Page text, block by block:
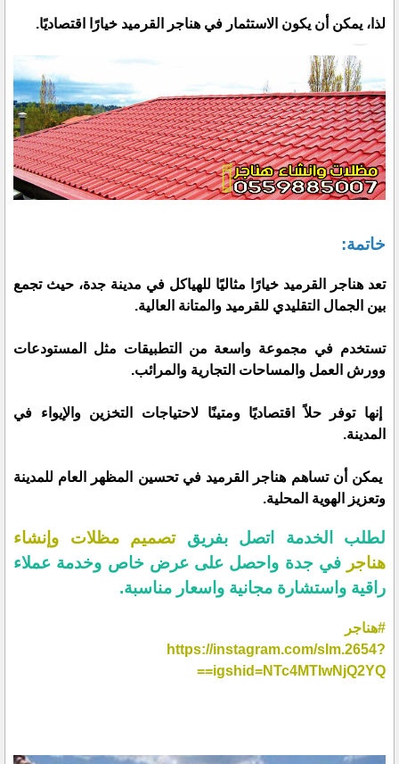
لذا، يمكن أن يكون الاستثمار في هناجر القرميد خيارًا اقتصاديًا.
خاتمة:
تعد هناجر القرميد خيارًا مثاليًا للهياكل في مدينة جدة، حيث تجمع
بين الجمال التقليدي للقرميد والمتانة العالية.
تستخدم في مجموعة واسعة من التطبيقات مثل المستودعات
وورش العمل والمساحات التجارية والمرائب.
إنها توفر حلاً اقتصاديًا ومتينًا لاحتياجات التخزين والإيواء في
المدينة.
يمكن أن تساهم هناجر القرميد في تحسين المظهر العام للمدينة
وتعزيز الهوية المحلية.
لطلب الخدمة اتصل بفريقتصميم مظلات وإنشاء
هناجر في جدة واحصل على عرض خاص وخدمة عملاء
راقية واستشارة مجانية واسعار مناسبة.
#هناجر
https://instagram.com/slm.2654?
igshid=NTc4MTIwNjQ2YQ==